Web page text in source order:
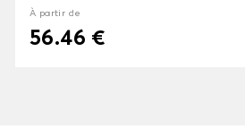
À partir de
56.46 €